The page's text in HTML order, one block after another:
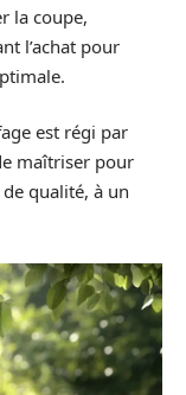
la coupe,
l’achat pour
est régi par
maîtriser pour
qualité, à un